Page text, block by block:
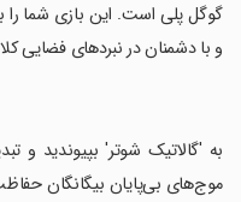
گوگل پلی است. این بازی شما را
و با دشمنان در نبردهای فضایی
‏به 'گالاتیک شوتر' بپیوندید و
موج‌های بی‌پایان بیگانگان